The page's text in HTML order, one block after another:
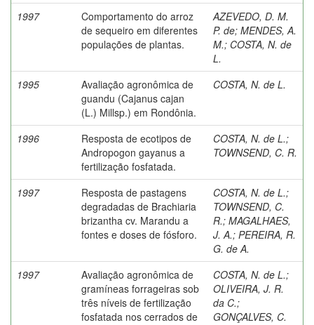
1997
Comportamento do arroz
de sequeiro em diferentes
populações de plantas.
AZEVEDO, D. M.
P. de; MENDES, A.
M.; COSTA, N. de
L.
1995
Avaliação agronômica de
guandu (Cajanus cajan
(L.) Millsp.) em Rondônia.
COSTA, N. de L.
1996
Resposta de ecotipos de
Andropogon gayanus a
fertilização fosfatada.
COSTA, N. de L.;
TOWNSEND, C. R.
1997
Resposta de pastagens
degradadas de Brachiaria
brizantha cv. Marandu a
fontes e doses de fósforo.
COSTA, N. de L.;
TOWNSEND, C.
R.; MAGALHAES,
J. A.; PEREIRA, R.
G. de A.
1997
Avaliação agronômica de
gramíneas forrageiras sob
três níveis de fertilização
fosfatada nos cerrados de
COSTA, N. de L.;
OLIVEIRA, J. R.
da C.;
GONÇALVES, C.